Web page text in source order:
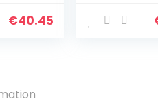
€40.45
fitness,